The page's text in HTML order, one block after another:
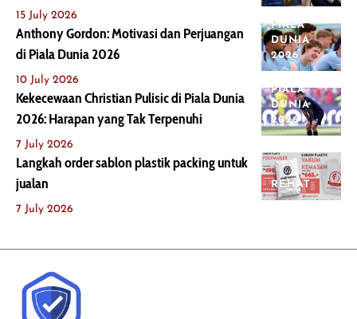
15 July 2026
PIALA
DUNIA
2026
Anthony Gordon: Motivasi dan Perjuangan
di Piala Dunia 2026
10 July 2026
PIALA
DUNIA
2026
Kekecewaan Christian Pulisic di Piala Dunia
2026: Harapan yang Tak Terpenuhi
7 July 2026
REHAT
Langkah order sablon plastik packing untuk
jualan
7 July 2026